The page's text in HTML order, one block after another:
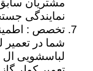
مشتریان
نمایندگی
تخصص :
شما در
لباسشویی